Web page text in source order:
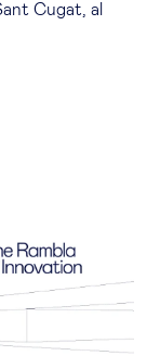
Cugat, al